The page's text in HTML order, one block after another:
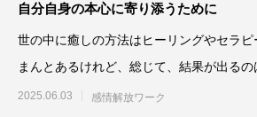
自分自身の本心に寄り添うために
世の中に癒しの方法はヒーリングやセラ
まんとあるけれど、総じて、結果が出るの
人が、心底主
2025.06.03 感情解放ワーク